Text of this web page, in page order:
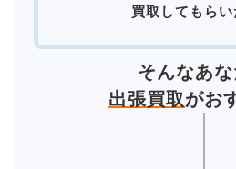
買取してもらい
そんなあ
出張買取がお